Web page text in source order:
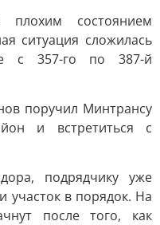
плохим состоянием
ситуация сложилась
с 357-го по 387-й
поручил Минтрансу
и встретиться с
подрядчику уже
участок в порядок. На
после того, как